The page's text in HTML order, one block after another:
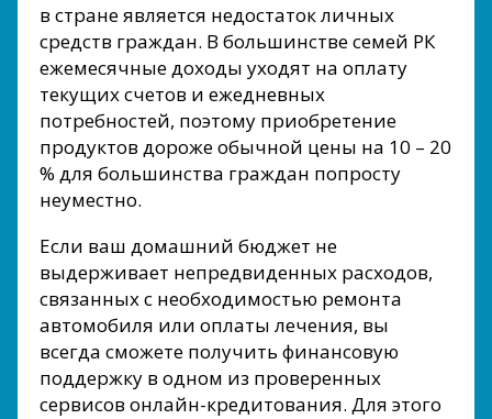
в стране является недостаток личных
средств граждан. В большинстве семей РК
ежемесячные доходы уходят на оплату
текущих счетов и ежедневных
потребностей, поэтому приобретение
продуктов дороже обычной цены на 10 – 20
% для большинства граждан попросту
неуместно.
Если ваш домашний бюджет не
выдерживает непредвиденных расходов,
связанных с необходимостью ремонта
автомобиля или оплаты лечения, вы
всегда сможете получить финансовую
поддержку в одном из проверенных
сервисов онлайн-кредитования. Для этого